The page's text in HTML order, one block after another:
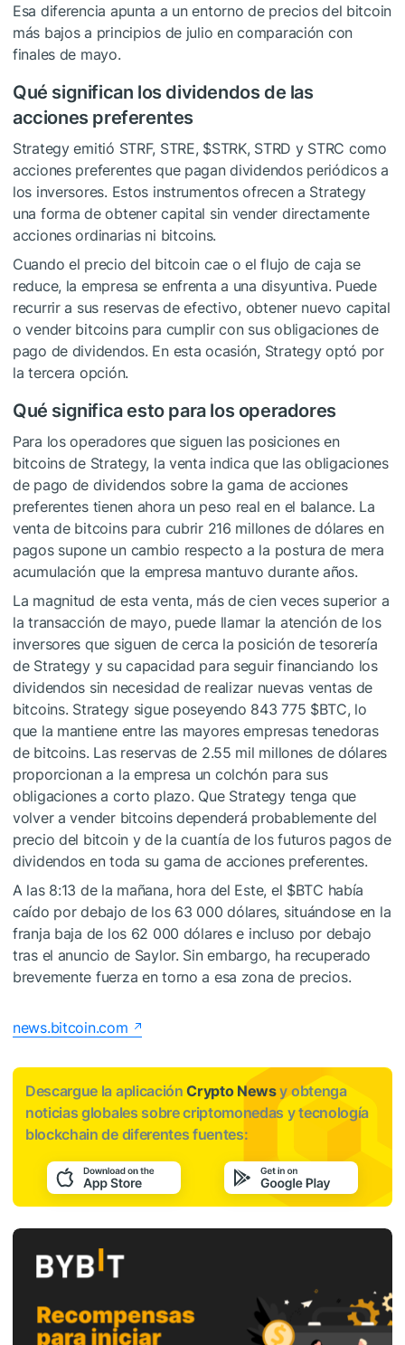
Esa diferencia apunta a un entorno de precios del bitcoin
más bajos a principios de julio en comparación con
finales de mayo.
Qué significan los dividendos de las
acciones preferentes
Strategy emitió STRF, STRE, $STRK, STRD y STRC como
acciones preferentes que pagan dividendos periódicos a
los inversores. Estos instrumentos ofrecen a Strategy
una forma de obtener capital sin vender directamente
acciones ordinarias ni bitcoins.
Cuando el precio del bitcoin cae o el flujo de caja se
reduce, la empresa se enfrenta a una disyuntiva. Puede
recurrir a sus reservas de efectivo, obtener nuevo capital
o vender bitcoins para cumplir con sus obligaciones de
pago de dividendos. En esta ocasión, Strategy optó por
la tercera opción.
Qué significa esto para los operadores
Para los operadores que siguen las posiciones en
bitcoins de Strategy, la venta indica que las obligaciones
de pago de dividendos sobre la gama de acciones
preferentes tienen ahora un peso real en el balance. La
venta de bitcoins para cubrir 216 millones de dólares en
pagos supone un cambio respecto a la postura de mera
acumulación que la empresa mantuvo durante años.
La magnitud de esta venta, más de cien veces superior a
la transacción de mayo, puede llamar la atención de los
inversores que siguen de cerca la posición de tesorería
de Strategy y su capacidad para seguir financiando los
dividendos sin necesidad de realizar nuevas ventas de
bitcoins. Strategy sigue poseyendo 843 775 $BTC, lo
que la mantiene entre las mayores empresas tenedoras
de bitcoins. Las reservas de 2.55 mil millones de dólares
proporcionan a la empresa un colchón para sus
obligaciones a corto plazo. Que Strategy tenga que
volver a vender bitcoins dependerá probablemente del
precio del bitcoin y de la cuantía de los futuros pagos de
dividendos en toda su gama de acciones preferentes.
A las 8:13 de la mañana, hora del Este, el $BTC había
caído por debajo de los 63 000 dólares, situándose en la
franja baja de los 62 000 dólares e incluso por debajo
tras el anuncio de Saylor. Sin embargo, ha recuperado
brevemente fuerza en torno a esa zona de precios.
news.bitcoin.com
Descargue la aplicaciónCrypto Newsy obtenga
noticias globales sobre criptomonedas y tecnología
blockchain de diferentes fuentes: